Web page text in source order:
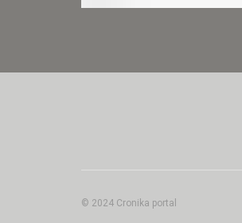
© 2024 Cronika portal